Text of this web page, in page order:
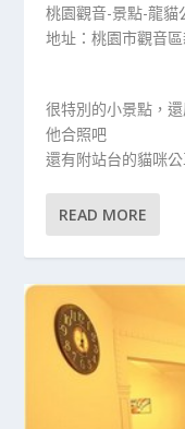
桃園觀音-景點-龍貓
地址：桃園市觀音
很特別的小景點，
他合照吧
還有附站台的貓咪
READ MORE